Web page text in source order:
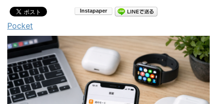
Pocket